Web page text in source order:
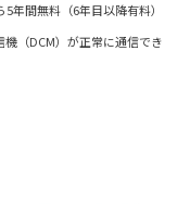
年間無料（6年目以降有料）
（DCM）が正常に通信でき